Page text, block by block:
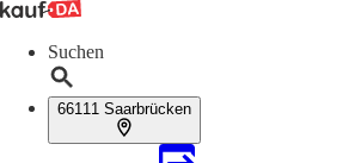
Suchen
66111 Saarbrücken